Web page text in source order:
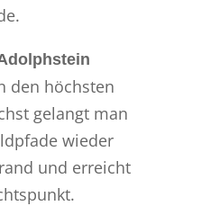
den höchsten
gelangt man
wieder
und erreicht